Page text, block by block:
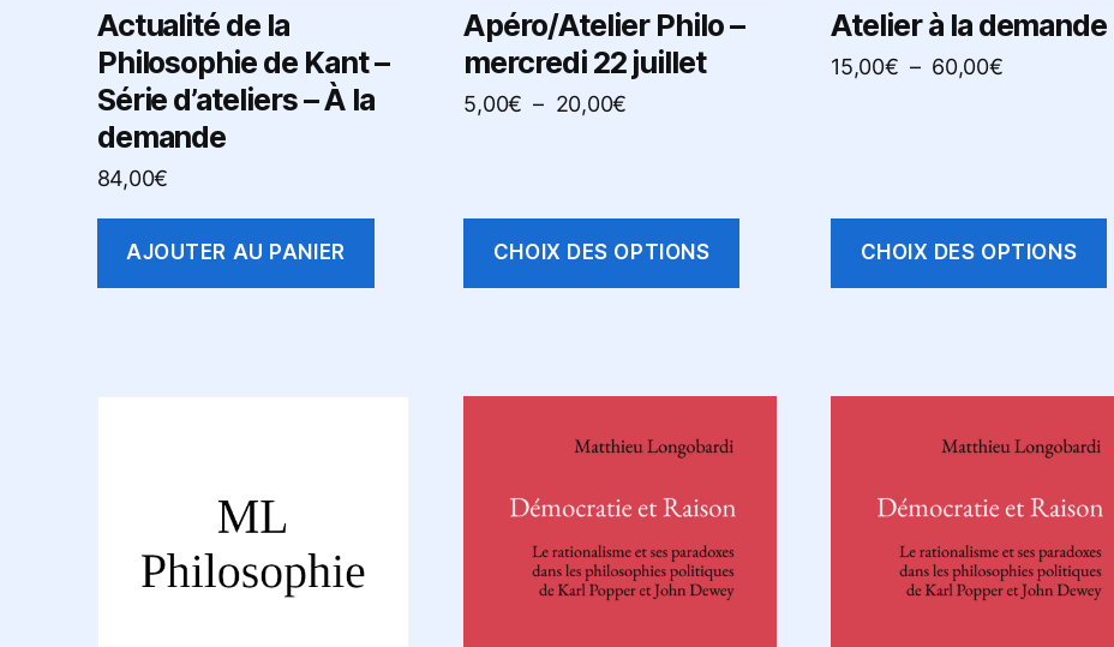
Actualité de la
Philosophie de Kant –
Série d’ateliers – À la
demande
84,00€
AJOUTER AU PANIER
Apéro/Atelier Philo –
mercredi 22 juillet
5,00€ – 20,00€
20,00€
CHOIX DES OPTIONS
sur
page
du
Atelier à la demande
15,00€ – 60,00€Plage
60,00€
CHOIX DES OPTIONS
sur
page